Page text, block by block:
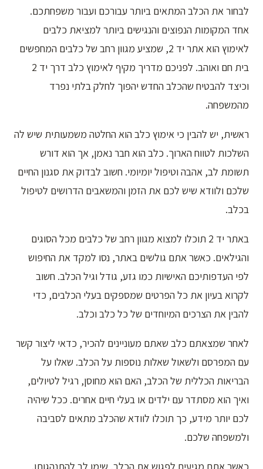
לבחור את הכלב המתאים ביותר עבורכם ועבור משפחתכם.
אחד המקומות הנפוצים והנגישים ביותר למציאת כלבים
לאימוץ הוא אתר יד 2, שמציע מגוון רחב של כלבים המחפשים
בית חם ואוהב. לפניכם מדריך מקיף לאימוץ כלב דרך יד 2
וכיצד להבטיח שהכלב החדש יהפוך לחלק בלתי נפרד
מהמשפחה.
ראשית, יש להבין כי אימוץ כלב הוא החלטה משמעותית שיש לה
השלכות לטווח הארוך. כלב הוא חבר נאמן, אך הוא דורש
תשומת לב, אהבה וטיפול יומיומי. חשוב לבדוק את סגנון החיים
שלכם ולוודא שיש לכם את הזמן והמשאבים הדרושים לטיפול
בכלב.
באתר יד 2 תוכלו למצוא מגוון רחב של כלבים מכל הסוגים
והגילאים. כאשר אתם גולשים באתר, נסו למקד את החיפוש
לפי העדפותיכם האישיות כמו גזע, גודל וגיל הכלב. חשוב
לקרוא בעיון את כל הפרטים שמספקים בעלי הכלבים, כדי
להבין את הצרכים המיוחדים של כל כלב וכלב.
לאחר שמצאתם כלב שאתם מעוניינים להכיר, כדאי ליצור קשר
עם המפרסם ולשאול שאלות נוספות על הכלב. שאלו על
הבריאות הכללית של הכלב, האם הוא מחוסן, רגיל לטיולים,
ואיך הוא מסתדר עם ילדים או בעלי חיים אחרים. ככל שיהיה
לכם יותר מידע, כך תוכלו לוודא שהכלב מתאים לסביבה
ולמשפחה שלכם.